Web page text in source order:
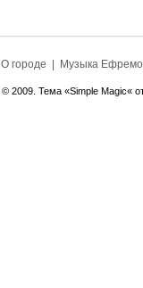
О городе Музыка
© 2009. Тема «Simple Magic«